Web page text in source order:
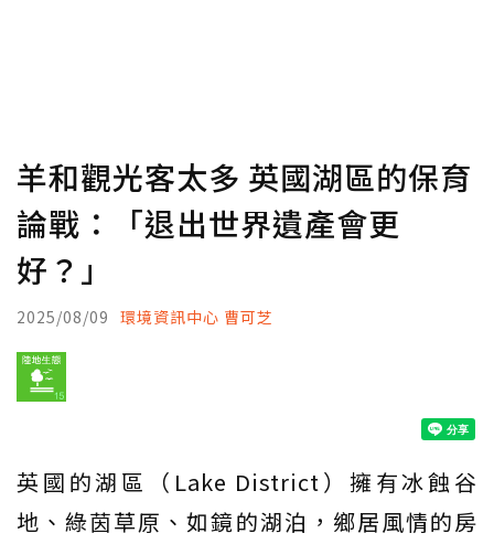
羊和觀光客太多 英國湖區的保育
論戰：「退出世界遺產會更
好？」
2025/08/09 環境資訊中心 曹可芝
英國的湖區（Lake District）擁有冰蝕谷
地、綠茵草原、如鏡的湖泊，鄉居風情的房